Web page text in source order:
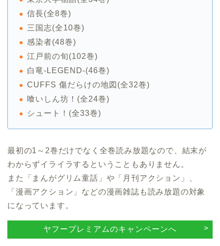
信長(全8巻)
三国志(全10巻)
感染者(48巻)
江戸前の旬(102巻)
白竜-LEGEND-(46巻)
CUFFS 傷だらけの地図(全32巻)
喰いしん坊！(全24巻)
シュート！(全33巻)
最初の1～2巻だけでなく全巻読み放題なので、結末が
わからずイライラするということもありません。
また「まんがグリム童話」や「月刊アクション」、
「漫画アクション」などの漫画雑誌も読み放題の対象
になっています。
ヤフープレミアムのキャンペーンへ